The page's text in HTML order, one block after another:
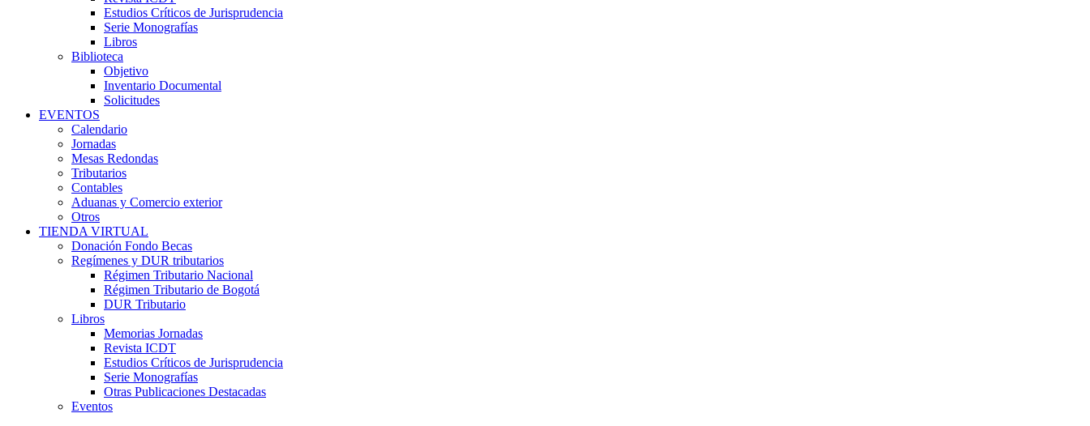
Estudios Críticos de Jurisprudencia
Serie Monografías
Libros
Biblioteca
Objetivo
Inventario Documental
Solicitudes
EVENTOS
Calendario
Jornadas
Mesas Redondas
Tributarios
Contables
Aduanas y Comercio exterior
Otros
TIENDA VIRTUAL
Donación Fondo Becas
Regímenes y DUR tributarios
Régimen Tributario Nacional
Régimen Tributario de Bogotá
DUR Tributario
Libros
Memorias Jornadas
Revista ICDT
Estudios Críticos de Jurisprudencia
Serie Monografías
Otras Publicaciones Destacadas
Eventos